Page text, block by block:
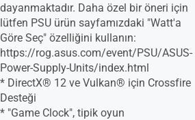
dayanmaktadır. Daha özel bir öneri için
lütfen PSU ürün sayfamızdaki "Watt'a
Göre Seç" özelliğini kullanın:
https://rog.asus.com/event/PSU/ASUS-
Power-Supply-Units/index.html
* DirectX® 12 ve Vulkan® için Crossfire
Desteği
* "Game Clock", tipik oyun